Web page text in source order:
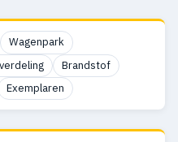
Wagenpark
Brandstof
Exemplaren